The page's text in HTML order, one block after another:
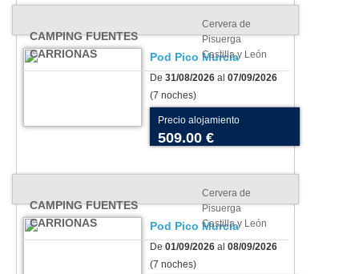
CAMPING FUENTES
CARRIONAS
Cervera de
Pisuerga
Castilla y León
Pod Pico Murcia
De 31/08/2026 al 07/09/2026
(7 noches)
Precio alojamiento
509.00 €
CAMPING FUENTES
CARRIONAS
Cervera de
Pisuerga
Castilla y León
Pod Pico Murcia
De 01/09/2026 al 08/09/2026
(7 noches)